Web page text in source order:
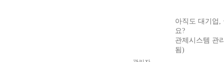
아직도 대기업,
요?
관제시스템 관
됨)